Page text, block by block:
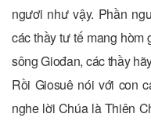
ngươi như vậy. Phần
các thầy tư tế mang hòm
sông Giođan, các thầy
Rồi Giosuê nói với con
nghe lời Chúa là Thiên